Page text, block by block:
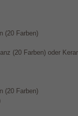
(20 Farben)
(20 Farben) oder
(20 Farben)